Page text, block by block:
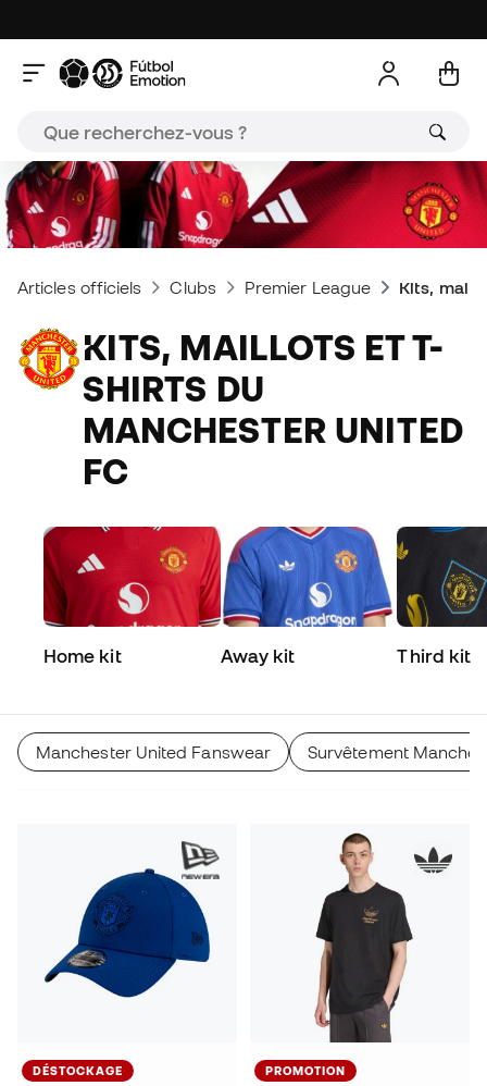
Articles officiels Clubs Premier League Kits,
KITS, MAILLOTS ET T-
SHIRTS DU
MANCHESTER UNITED
FC
Home kit Away kit Third kit
Manchester United Fanswear Survêtement
DÉSTOCKAGE PROMOTION